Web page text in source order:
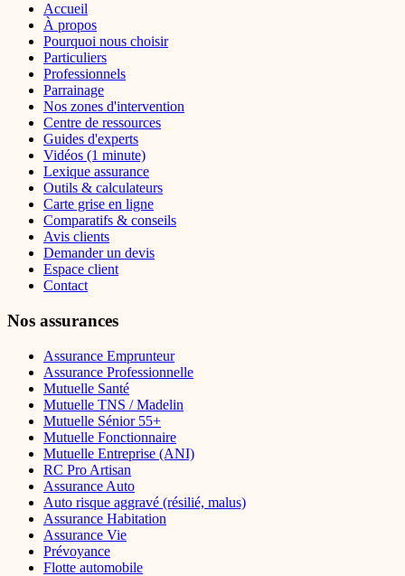
Accueil
À propos
Pourquoi nous choisir
Particuliers
Professionnels
Parrainage
Nos zones d'intervention
Centre de ressources
Guides d'experts
Vidéos (1 minute)
Lexique assurance
Outils & calculateurs
Carte grise en ligne
Comparatifs & conseils
Avis clients
Demander un devis
Espace client
Contact
Nos assurances
Assurance Emprunteur
Assurance Professionnelle
Mutuelle Santé
Mutuelle TNS / Madelin
Mutuelle Sénior 55+
Mutuelle Fonctionnaire
Mutuelle Entreprise (ANI)
RC Pro Artisan
Assurance Auto
Auto risque aggravé (résilié, malus)
Assurance Habitation
Assurance Vie
Prévoyance
Flotte automobile